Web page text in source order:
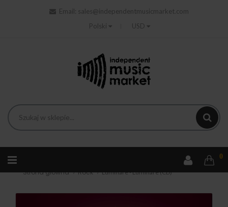
Email:
sales@independentmusicmarket.com
Polski
USD
0
Strona główna Rock Luminare - Luminare (CD)